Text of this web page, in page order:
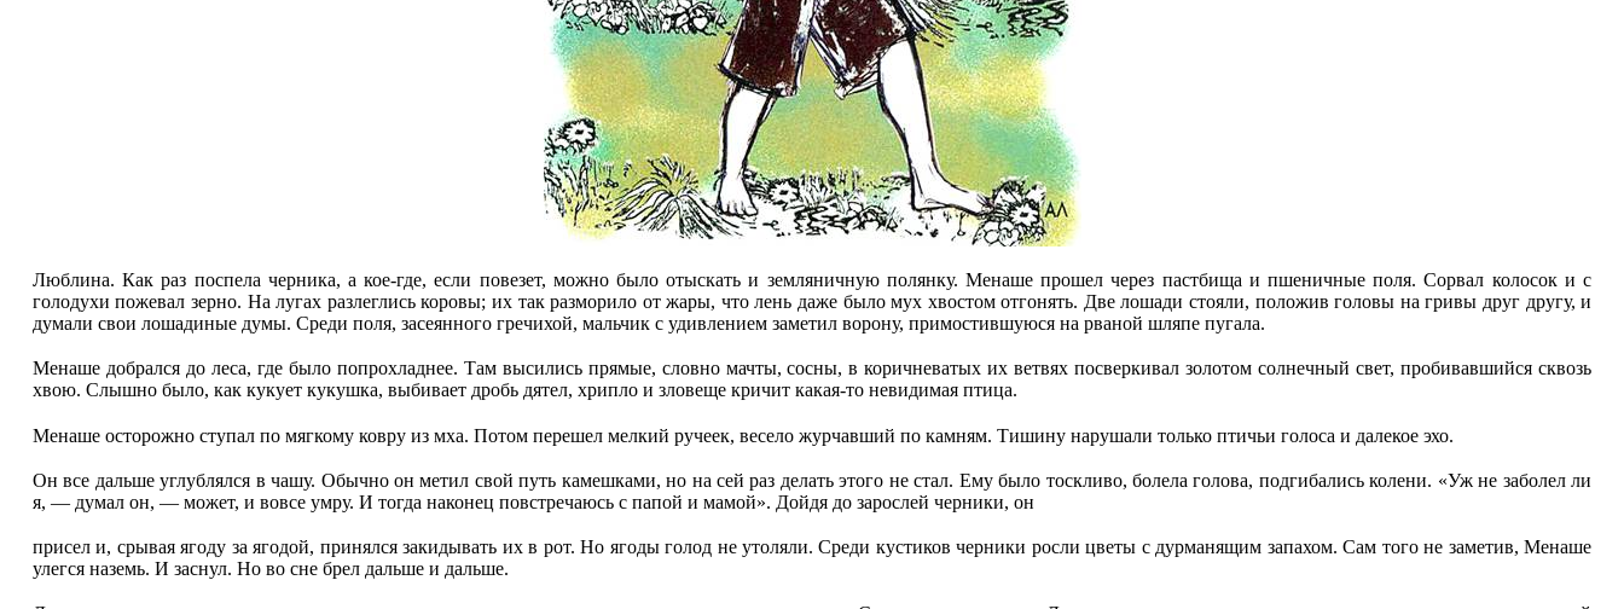
Люблина. Как раз поспела черника, а кое-где, если повезет, можно было отыскать и земляничную полянку. Менаше прошел через пастбища и пшеничные поля. Сорвал колосок и с
голодухи пожевал зерно. На лугах разлеглись коровы; их так разморило от жары, что лень даже было мух хвостом отгонять. Две лошади стояли, положив головы на гривы друг другу, и
думали свои лошадиные думы. Среди поля, засеянного гречихой, мальчик с удивлением заметил ворону, примостившуюся на рваной шляпе пугала.
Менаше добрался до леса, где было попрохладнее. Там высились прямые, словно мачты, сосны, в коричневатых их ветвях посверкивал золотом солнечный свет, пробивавшийся сквозь
хвою. Слышно было, как кукует кукушка, выбивает дробь дятел, хрипло и зловеще кричит какая-то невидимая птица.
Менаше осторожно ступал по мягкому ковру из мха. Потом перешел мелкий ручеек, весело журчавший по камням. Тишину нарушали только птичьи голоса и далекое эхо.
Он все дальше углублялся в чашу. Обычно он метил свой путь камешками, но на сей раз делать этого не стал. Ему было тоскливо, болела голова, подгибались колени. «Уж не заболел ли
я, — думал он, — может, и вовсе умру. И тогда наконец повстречаюсь с папой и мамой». Дойдя до зарослей черники, он
присел и, срывая ягоду за ягодой, принялся закидывать их в рот. Но ягоды голод не утоляли. Среди кустиков черники росли цветы с дурманящим запахом. Сам того не заметив, Менаше
улегся наземь. И заснул. Но во сне брел дальше и дальше.